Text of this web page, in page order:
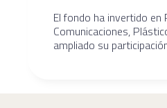
El fondo ha invertido en
Comunicaciones,
ampliado su